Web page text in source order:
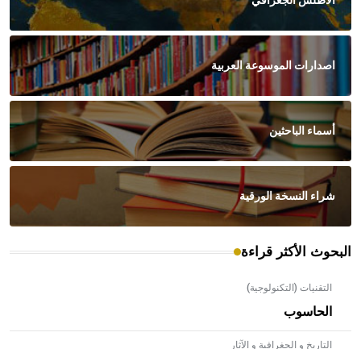
اصدارات الموسوعة العربية
أسماء الباحثين
شراء النسخة الورقية
البحوث الأكثر قراءة
التقنيات (التكنولوجية)
الحاسوب
التاريخ و الجغرافية و الآثار